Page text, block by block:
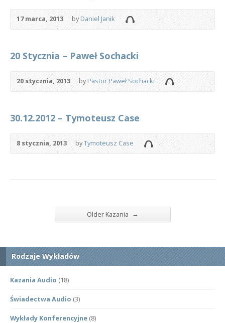
17 marca, 2013 byDaniel Janik
20 Stycznia – Paweł Sochacki
20 stycznia, 2013 byPastor Paweł Sochacki
30.12.2012 – Tymoteusz Case
8 stycznia, 2013 byTymoteusz Case
Older Kazania →
Rodzaje Wykładów
Kazania Audio (18)
Świadectwa Audio (3)
Wykłady Konferencyjne (8)